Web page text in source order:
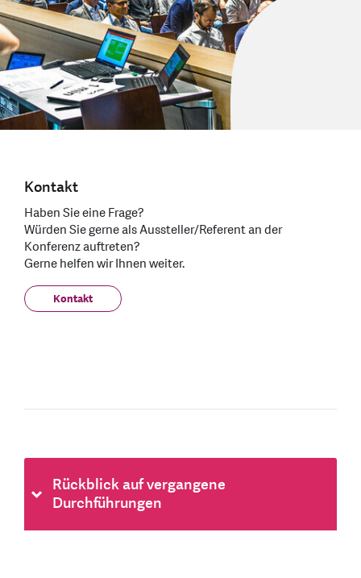
Kontakt
Haben Sie eine Frage?
Würden Sie gerne als Aussteller/Referent an der
Konferenz auftreten?
Gerne helfen wir Ihnen weiter.
Kontakt
Rückblick auf vergangene
Durchführungen